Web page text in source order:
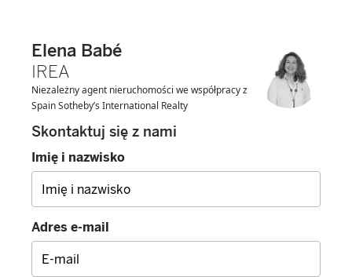
Elena Babé
IREA
Niezależny agent nieruchomości we współpracy z
Spain Sotheby’s International Realty
Skontaktuj się z nami
Imię i nazwisko
Adres e-mail